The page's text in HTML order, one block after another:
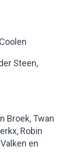
Steen,
Broek, Twan
Robin
en